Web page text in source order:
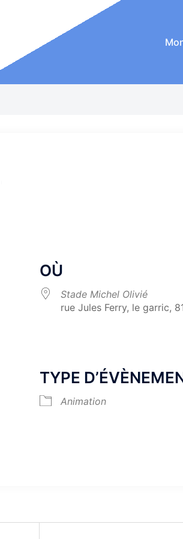
OÙ
Stade Michel Olivié
rue Jules Ferry, le garric,
TYPE
Animation